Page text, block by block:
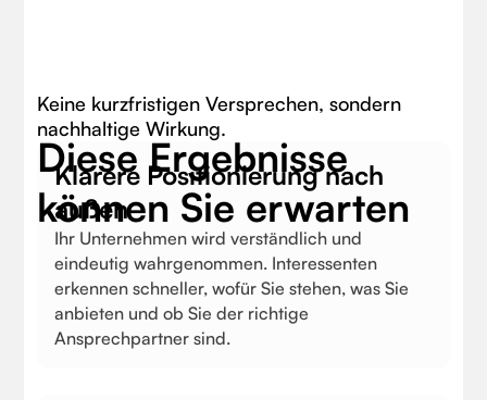
Diese Ergebnisse
können Sie erwarten
Keine kurzfristigen Versprechen, sondern
nachhaltige Wirkung.
Klarere Positionierung nach
außen
Ihr Unternehmen wird verständlich und
eindeutig wahrgenommen. Interessenten
erkennen schneller, wofür Sie stehen, was Sie
anbieten und ob Sie der richtige
Ansprechpartner sind.